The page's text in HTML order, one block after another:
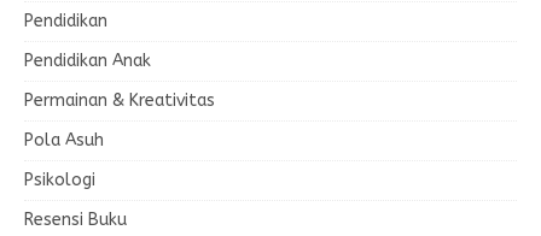
Pendidikan
Pendidikan Anak
Permainan & Kreativitas
Pola Asuh
Psikologi
Resensi Buku